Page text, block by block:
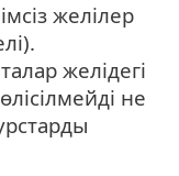
желілер
желідегі
не